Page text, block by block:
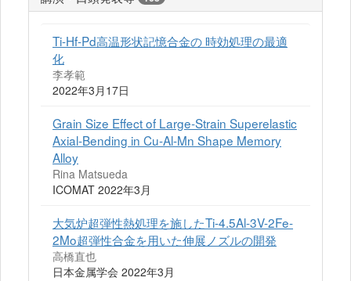
Ti-Hf-Pd高温形状記憶合金の 時効処理の最適
化
李孝範
2022年3月17日
Grain Size Effect of Large-Strain Superelastic
Axial-Bending in Cu-Al-Mn Shape Memory
Alloy
Rina Matsueda
ICOMAT 2022年3月
大気炉超弾性熱処理を施したTi-4.5Al-3V-2Fe-
2Mo超弾性合金を用いた伸展ノズルの開発
高橋直也
日本金属学会 2022年3月